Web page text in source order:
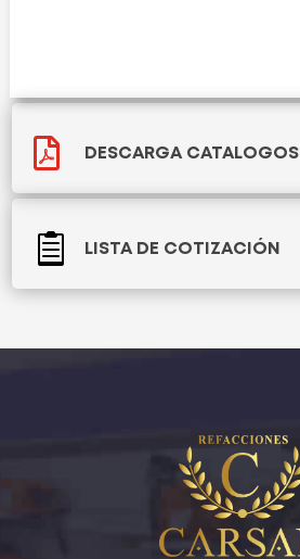
 DESCARGA CATALOGOS
 LISTA DE COTIZACIÓN